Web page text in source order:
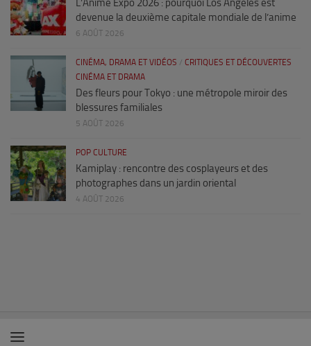
L’Anime Expo 2026 : pourquoi Los Angeles est
devenue la deuxième capitale mondiale de l’anime
6 AOÛT 2026
CINÉMA, DRAMA ET VIDÉOS / CRITIQUES ET DÉCOUVERTES
CINÉMA ET DRAMA
Des fleurs pour Tokyo : une métropole miroir des
blessures familiales
5 AOÛT 2026
POP CULTURE
Kamiplay : rencontre des cosplayeurs et des
photographes dans un jardin oriental
4 AOÛT 2026